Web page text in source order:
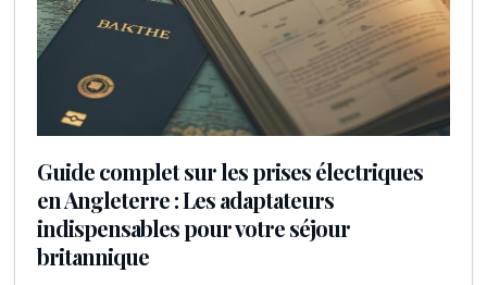
Guide complet sur les prises électriques
en Angleterre : Les adaptateurs
indispensables pour votre séjour
britannique